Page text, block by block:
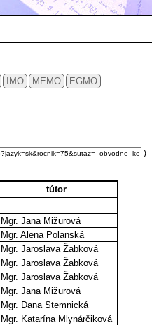
IMO MEMO
EGMO
)
tútor
Mgr. Jana Mižurová
Mgr. Alena Polanská
Mgr. Jaroslava Žabková
Mgr. Jaroslava Žabková
Mgr. Jaroslava Žabková
Mgr. Jana Mižurová
Mgr. Dana Stemnická
Mgr. Katarína Mlynárčiková